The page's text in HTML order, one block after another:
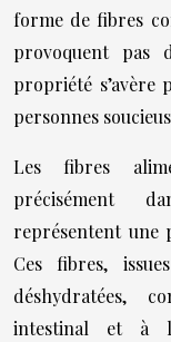
forme de fibres
provoquent pas
propriété s’avère
personnes
Les fibres
précisément
représentent une
Ces fibres,
déshydratées,
intestinal et à